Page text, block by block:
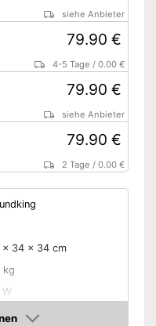
siehe Anbieter
79.90 €
4-5 Tage /0.00 €
79.90 €
siehe Anbieter
79.90 €
2 Tage /0.00 €
x 34 x 34 cm
kg